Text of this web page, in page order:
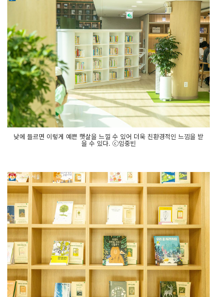
낮에 들르면 이렇게 예쁜 햇살을 느낄 수 있어 더욱 친환경적인 느낌을 받
을 수 있다. ⓒ임중빈